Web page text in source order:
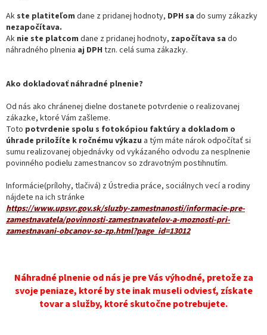
Akste platiteľom dane z pridanej hodnoty, DPH sa do sumy zákazky
nezapočítava.
Ak nie ste platcom dane z pridanej hodnoty, započítava sa do
náhradného plnenia aj DPH tzn. celá suma zákazky.
Ako dokladovať náhradné plnenie?
Od nás ako chránenej dielne dostanete potvrdenie o realizovanej
zákazke, ktoré Vám zašleme.
Toto potvrdenie spolu s fotokópiou faktúry a dokladom o
úhrade priložíte k ročnému výkazu a tým máte nárok odpočítať si
sumu realizovanej objednávky od vykázaného odvodu za nesplnenie
povinného podielu zamestnancov so zdravotným postihnutím.
Informácie(prílohy, tlačivá) z Ústredia práce, sociálnych vecí a rodiny
nájdete na ich stránke
https://www.upsvr.gov.sk/sluzby-zamestnanosti/informacie-pre-
zamestnavatela/povinnosti-zamestnavatelov-a-moznosti-pri-
zamestnavani-obcanov-so-zp.html?page_id=13012
Náhradné plnenie od nás je pre Vás výhodné, pretože za
svoje peniaze, ktoré by ste inak museli odviesť, získate
tovar a služby, ktoré skutočne potrebujete.